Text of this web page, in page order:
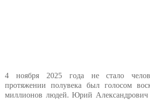
4 ноября 2025 года не стало
протяжении полувека был голосом
миллионов людей. Юрий